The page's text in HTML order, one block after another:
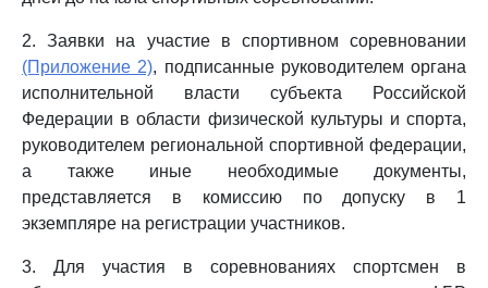
2. Заявки на участие в спортивном соревновании
(Приложение 2), подписанные руководителем органа
исполнительной власти субъекта Российской
Федерации в области физической культуры и спорта,
руководителем региональной спортивной федерации,
а также иные необходимые документы,
представляется в комиссию по допуску в 1
экземпляре на регистрации участников.
3. Для участия в соревнованиях спортсмен в